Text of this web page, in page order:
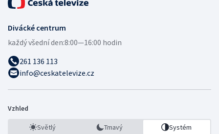
Divácké centrum
každý všední den:8:00—16:00 hodin
261 136 113
info@ceskatelevize.cz
Vzhled
Světlý Tmavý Systém